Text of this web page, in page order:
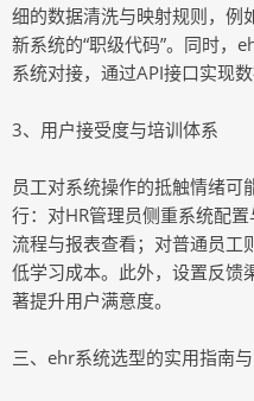
细的数据清洗与映射规则，例
新系统的“职级代码”。同时，
系统对接，通过API接口实现
3、用户接受度与培训体系
员工对系统操作的抵触情绪可
行：对HR管理员侧重系统配
流程与报表查看；对普通员工
低学习成本。此外，设置反馈
著提升用户满意度。
三、ehr系统选型的实用指南